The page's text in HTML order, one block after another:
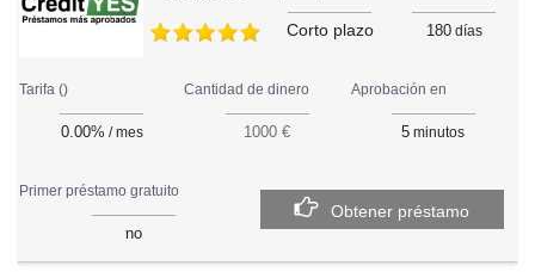
Corto plazo 180días
Tarifa ()
0.00% / mes
Cantidad de dinero
1000 €
Aprobación en
5 minutos
Primer préstamo gratuito
no
Obtener préstamo